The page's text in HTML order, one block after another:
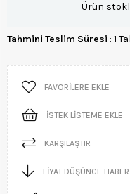
Ürün
Tahmini Teslim Süresi : 1
FAVORILERE EKLE
İSTEK LISTEME EKLE
KARŞILAŞTIR
FIYAT DÜŞÜNCE